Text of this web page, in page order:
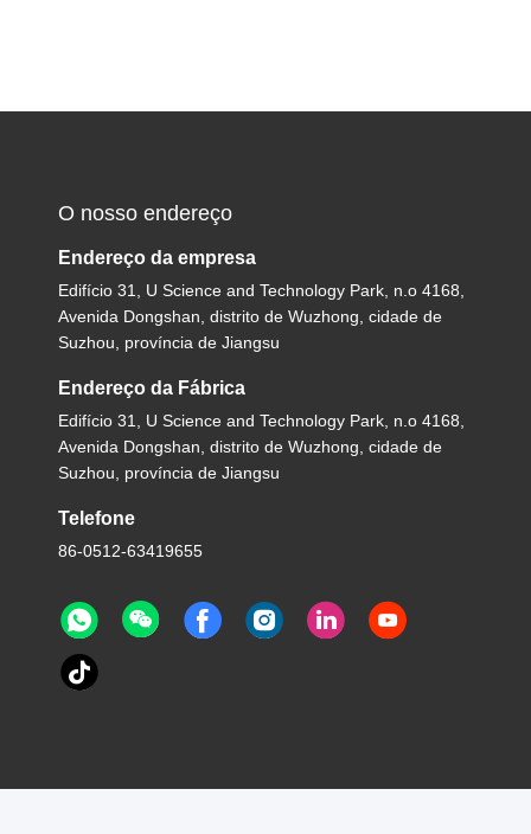
O nosso endereço
Endereço da empresa
Edifício 31, U Science and Technology Park, n.o 4168,
Avenida Dongshan, distrito de Wuzhong, cidade de
Suzhou, província de Jiangsu
Endereço da Fábrica
Edifício 31, U Science and Technology Park, n.o 4168,
Avenida Dongshan, distrito de Wuzhong, cidade de
Suzhou, província de Jiangsu
Telefone
86-0512-63419655